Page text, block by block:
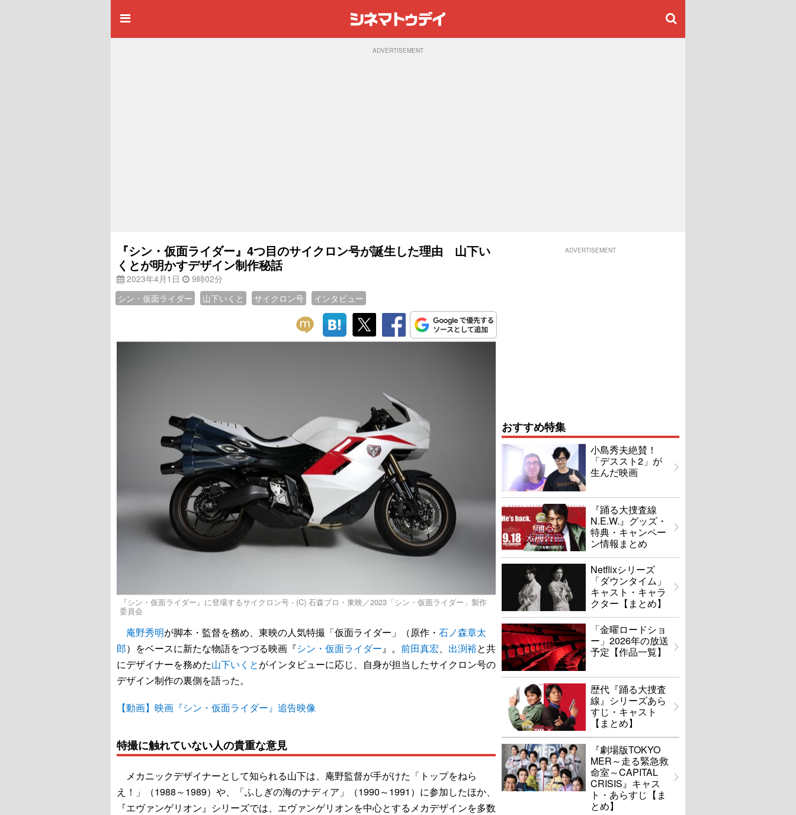
ADVERTISEMENT
『シン・仮面ライダー』4つ目のサイクロン号が誕生した理由 山下い
くとが明かすデザイン制作秘話
2023年4月1日
9時02分
シン・仮面ライダー
山下いくと サイクロン号 インタビュー
『シン・仮面ライダー』に登場するサイクロン号 - (C) 石森プロ・東映／2023「シン・仮面ライダー」製作
委員会
庵野秀明が脚本・監督を務め、東映の人気特撮「仮面ライダー」（原作・ 石ノ森章太
郎）をベースに新たな物語をつづる映画『シン・仮面ライダー』。 前田真宏、 出渕裕と共
にデザイナーを務めた山下いくとがインタビューに応じ、自身が担当したサイクロン号の
デザイン制作の裏側を語った。
【動画】映画『シン・仮面ライダー』追告映像
特撮に触れていない人の貴重な意見
メカニックデザイナーとして知られる山下は、庵野監督が手がけた「トップをねら
え！」（1988～1989）や、「ふしぎの海のナディア」（1990～1991）に参加したほか、
『エヴァンゲリオン』シリーズでは、エヴァンゲリオンを中心とするメカデザインを多数
ADVERTISEMENT
おすすめ特集
小島秀夫絶賛！
「デススト2」が
生んだ映画
『踊る大捜査線
N.E.W.』グッズ・
特典・キャンペー
ン情報まとめ
Netflixシリーズ
「ダウンタイム」
キャスト・キャラ
クター【まとめ】
「金曜ロードショ
ー」2026年の放送
予定【作品一覧】
歴代『踊る大捜査
線』シリーズあら
すじ・キャスト
【まとめ】
『劇場版TOKYO
MER～走る緊急救
命室～CAPITAL
CRISIS』キャス
ト・あらすじ【ま
とめ】